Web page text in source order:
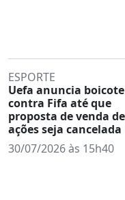
ESPORTE
Uefa anuncia boicote
contra Fifa até que
proposta de venda de
ações seja cancelada
30/07/2026 às 15h40